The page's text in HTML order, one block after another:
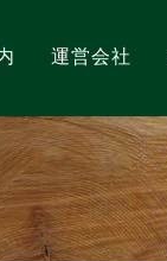
運営会社